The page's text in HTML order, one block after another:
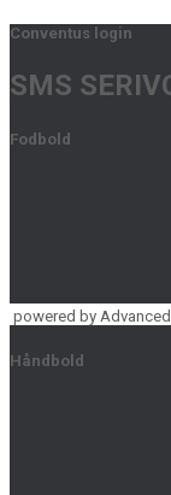
Conventus login
SMS
Fodbold
powered by
Håndbold